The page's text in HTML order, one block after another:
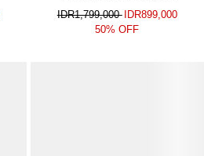
IDR1,799,000 IDR899,000
50% OFF